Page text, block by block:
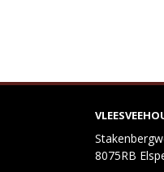
8075RB